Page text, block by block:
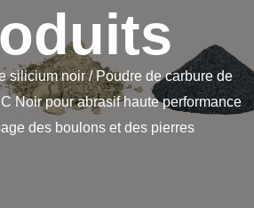
silicium noir/Poudre de carbure de
Noir pour abrasif haute performance
des boulons et des pierres